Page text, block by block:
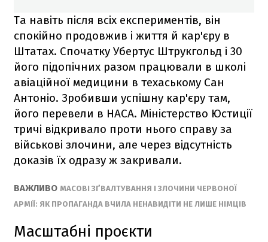
Та навіть після всіх експериментів, він
спокійно продовжив і життя й кар'єру в
Штатах. Спочатку Убертус Штрукгольд і 30
його підопічних разом працювали в школі
авіаційної медицини в техаському Сан
Антоніо. Зробивши успішну кар'єру там,
його перевели в НАСА. Міністерство Юстиції
тричі відкривало проти нього справу за
військові злочини, але через відсутність
доказів їх одразу ж закривали.
ВАЖЛИВО МАСОВІ ЗҐВАЛТУВАННЯ І ЗЛОЧИНИ ЧЕРВОНОЇ
АРМІЇ: ЯК ПРОПАГАНДА ВЧИЛА НЕНАВИДІТИ НЕ ЛИШЕ НІМЦІВ
Масштабні проєкти